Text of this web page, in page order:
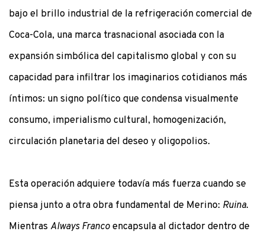
bajo el brillo industrial de la refrigeración comercial de
Coca-Cola, una marca trasnacional asociada con la
expansión simbólica del capitalismo global y con su
capacidad para infiltrar los imaginarios cotidianos más
íntimos: un signo político que condensa visualmente
consumo, imperialismo cultural, homogenización,
circulación planetaria del deseo y oligopolios.
Esta operación adquiere todavía más fuerza cuando se
piensa junto a otra obra fundamental de Merino: Ruina.
Mientras Always Francoencapsula al dictador dentro de